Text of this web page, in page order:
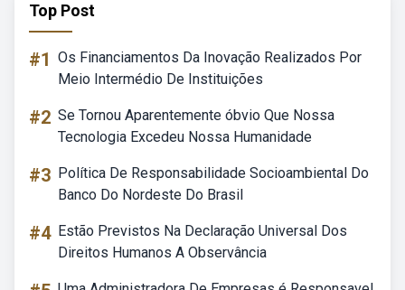
Top Post
#1 Os Financiamentos Da Inovação Realizados Por
Meio Intermédio De Instituições
#2 Se Tornou Aparentemente óbvio Que Nossa
Tecnologia Excedeu Nossa Humanidade
#3 Política De Responsabilidade Socioambiental Do
Banco Do Nordeste Do Brasil
#4 Estão Previstos Na Declaração Universal Dos
Direitos Humanos A Observância